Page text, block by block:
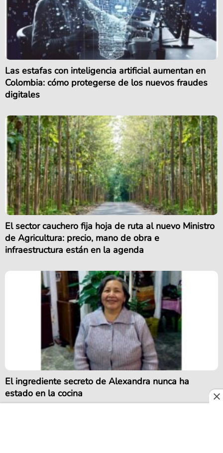
Las estafas con inteligencia artificial aumentan en
Colombia: cómo protegerse de los nuevos fraudes
digitales
El sector cauchero fija hoja de ruta al nuevo Ministro
de Agricultura: precio, mano de obra e
infraestructura están en la agenda
El ingrediente secreto de Alexandra nunca ha
estado en la cocina